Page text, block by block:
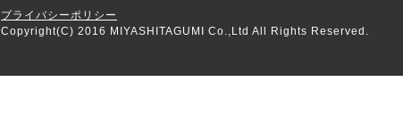
プライバシーポリシー
Copyright(C) 2016 MIYASHITAGUMI Co.,Ltd All Rights Reserved.